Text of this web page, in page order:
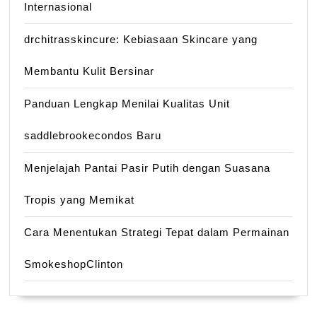
Internasional
drchitrasskincure: Kebiasaan Skincare yang
Membantu Kulit Bersinar
Panduan Lengkap Menilai Kualitas Unit
saddlebrookecondos Baru
Menjelajah Pantai Pasir Putih dengan Suasana
Tropis yang Memikat
Cara Menentukan Strategi Tepat dalam Permainan
SmokeshopClinton